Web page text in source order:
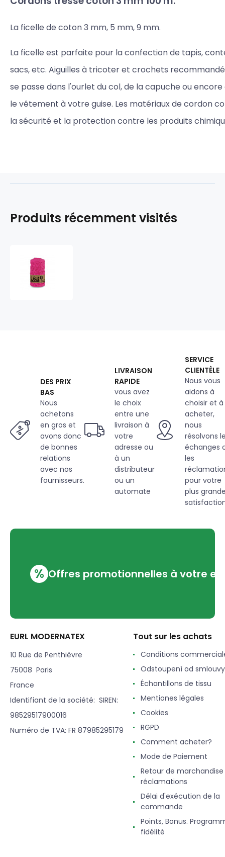
La ficelle de coton 3 mm, 5 mm, 9 mm.
La ficelle est parfaite pour la confection de tapis,
sacs, etc. Aiguilles à tricoter et crochets
se passe dans l'ourlet du col, de la capuche ou
le vêtement à votre guise. Les matériaux de cordon
la sécurité et la protection contre les produits
Produits récemment visités
DES PRIX
BAS
Nous
achetons
en gros et
avons donc
de bonnes
relations
avec nos
fournisseurs.
LIVRAISON
RAPIDE
vous avez
le choix
entre une
livraison à
votre
adresse ou
à un
distributeur
ou un
automate
SERVICE
CLIENTÈLE
Nous vous
aidons à
choisir et à
acheter,
nous
résolvons
échanges
les
pour votre
plus
% Offres promotionnelles à votre
EURL MODERNATEX
10 Rue de Penthièvre
75008 Paris
France
Identifiant de la société: SIREN:
98529517900016
Numéro de TVA: FR 87985295179
Tout sur les achats
Conditions
Odstoupení od smlouvy
Échantillons de tissu
Mentiones légales
Cookies
RGPD
Comment acheter?
Mode de Paiement
Retour de
réclamations
Délai d'exécution de la
commande
Points, Bonus.
fidélité